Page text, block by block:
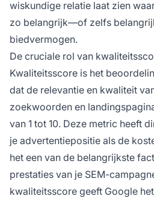
wiskundige relatie laat zien
zo belangrijk—of zelfs
biedvermogen.
De cruciale rol van
Kwaliteitsscore is het
dat de relevantie en kwaliteit
zoekwoorden en
van 1 tot 10. Deze metric heeft
je advertentiepositie als de
het een van de belangrijkste
prestaties van je SEM-
kwaliteitsscore geeft Google